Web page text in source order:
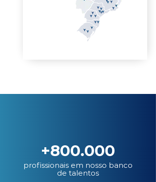
+800.000
profissionais em nosso banco
de talentos